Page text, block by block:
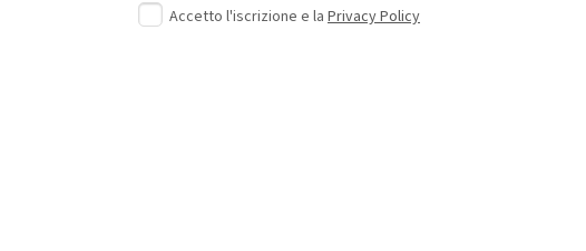
Accetto l'iscrizione e la Privacy Policy